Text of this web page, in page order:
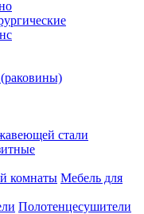
стали
Мебель для
Полотенцесушители